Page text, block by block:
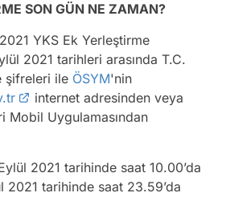
SON GÜN NE ZAMAN?
YKS Ek Yerleştirme
2021 tarihleri arasında T.C.
şifreleri ile ÖSYM'nin
internet adresinden veya
Mobil Uygulamasından
2021 tarihinde saat 10.00’da
2021 tarihinde saat 23.59’da